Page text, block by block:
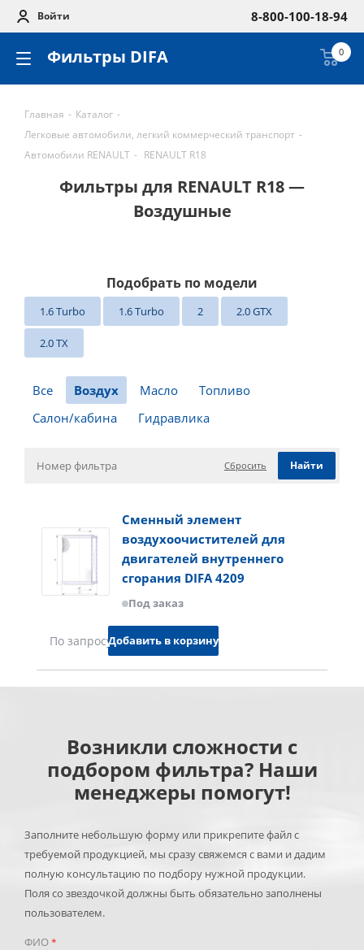
Войти 8-800-100-18-94
Фильтры DIFA 0
Главная - Каталог -
Легковые автомобили, легкий коммерческий транспорт -
Автомобили RENAULT - RENAULT R18
Фильтры для RENAULT R18 —
Воздушные
Подобрать по модели
1.6 Turbo 1.6 Turbo 2 2.0 GTX
2.0 TX
Все Воздух Масло
Топливо
Салон/кабина
Гидравлика
Сбросить
Сменный элемент
воздухоочистителей для
двигателей внутреннего
сгорания DIFA 4209
Под заказ
По запросуДобавить в корзину
Возникли сложности с
подбором фильтра? Наши
менеджеры помогут!
Заполните небольшую форму или прикрепите файл с
требуемой продукцией, мы сразу свяжемся с вами и дадим
полную консультацию по подбору нужной продукции.
Поля со звездочкой должны быть обязательно заполнены
пользователем.
ФИО*